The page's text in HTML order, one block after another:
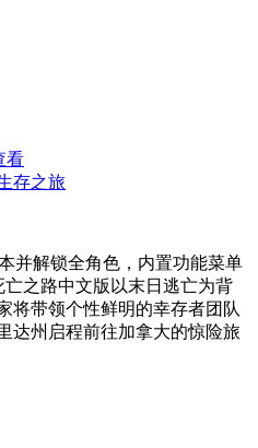
看
存之旅
并解锁全角色，内置功能菜单
之路中文版以末日逃亡为背
将带领个性鲜明的幸存者团队
达州启程前往加拿大的惊险旅